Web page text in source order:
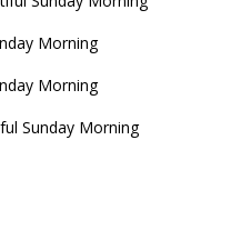
Morning
Morning
Sunday Morning